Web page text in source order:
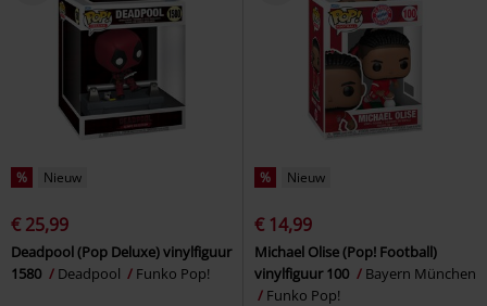
% Nieuw
€ 25,99
Deadpool (Pop Deluxe) vinylfiguur
1580
Deadpool Funko Pop!
% Nieuw
€ 14,99
Michael Olise (Pop! Football)
vinylfiguur 100
Bayern München
Funko Pop!